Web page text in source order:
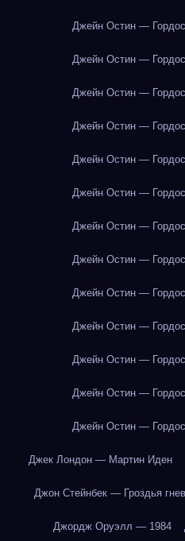
Джейн Остин —
Джейн Остин —
Джейн Остин —
Джейн Остин —
Джейн Остин —
Джейн Остин —
Джейн Остин —
Джейн Остин —
Джейн Остин —
Джейн Остин —
Джейн Остин —
Джейн Остин —
Джейн Остин —
Джек Лондон — Мартин Иден
Джон Стейнбек — Гроздья
Джордж Оруэлл — 1984